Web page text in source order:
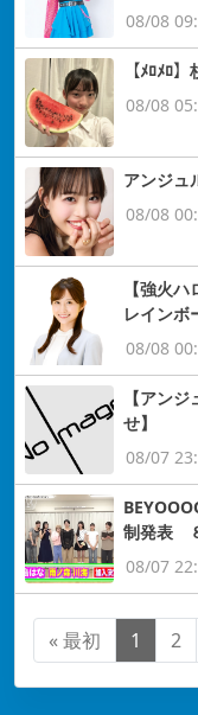
08/08
【ﾒﾛﾒﾛ
08/08
アンジュ
08/08
【強火
レインボ
08/08
【アン
せ】
08/07
制発表
08/07
« 最初 1 2